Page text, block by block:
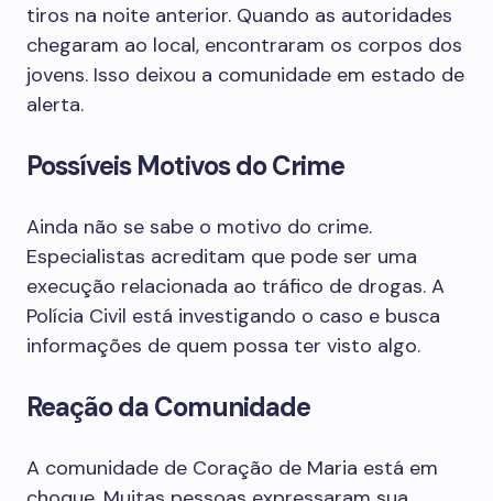
tiros na noite anterior. Quando as autoridades
chegaram ao local, encontraram os corpos dos
jovens. Isso deixou a comunidade em estado de
alerta.
Possíveis Motivos do Crime
Ainda não se sabe o motivo do crime.
Especialistas acreditam que pode ser uma
execução relacionada ao tráfico de drogas. A
Polícia Civil está investigando o caso e busca
informações de quem possa ter visto algo.
Reação da Comunidade
A comunidade de Coração de Maria está em